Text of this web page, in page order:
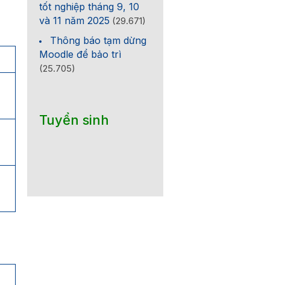
tốt nghiệp tháng 9, 10
và 11 năm 2025 (29.671)
Thông báo tạm dừng
Moodle để bảo trì
(25.705)
Tuyển sinh